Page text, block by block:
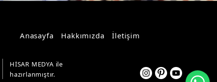
Anasayfa Hakkımızda İletişim
HİSAR MEDYA ile
hazırlanmıştır.